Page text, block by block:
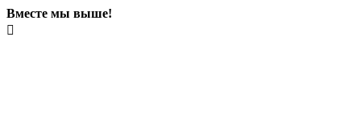
Вместе мы выше!
